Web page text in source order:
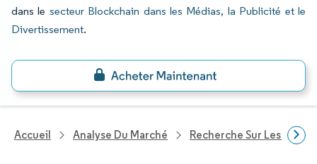
dans le secteur Blockchain dans les Médias, la Publicité et le
Divertissement.
Accueil Analyse Du Marché Recherche Sur Les